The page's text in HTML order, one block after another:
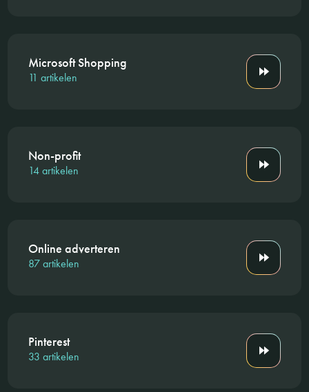
Microsoft Shopping
11 artikelen
Non-profit
14 artikelen
Online adverteren
87 artikelen
Pinterest
33 artikelen